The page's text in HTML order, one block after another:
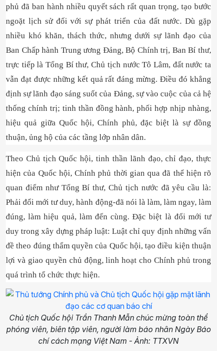
phủ đã ban hành nhiều quyết sách rất quan trọng, tạo bước
ngoặt lịch sử đối với sự phát triển của đất nước. Dù gặp
nhiều khó khăn, thách thức, nhưng dưới sự lãnh đạo của
Ban Chấp hành Trung ương Đảng, Bộ Chính trị, Ban Bí thư,
trực tiếp là Tổng Bí thư, Chủ tịch nước Tô Lâm, đất nước ta
vẫn đạt được những kết quả rất đáng mừng. Điều đó khẳng
định sự lãnh đạo sáng suốt của Đảng, sự vào cuộc của cả hệ
thống chính trị; tinh thần đồng hành, phối hợp nhịp nhàng,
hiệu quả giữa Quốc hội, Chính phủ, đặc biệt là sự đồng
thuận, ủng hộ của các tầng lớp nhân dân.
Theo Chủ tịch Quốc hội, tinh thần lãnh đạo, chỉ đạo, thực
hiện của Quốc hội, Chính phủ thời gian qua đã thể hiện rõ
quan điểm như Tổng Bí thư, Chủ tịch nước đã yêu cầu là:
Phải đổi mới tư duy, hành động-đã nói là làm, làm ngay, làm
đúng, làm hiệu quả, làm đến cùng. Đặc biệt là đổi mới tư
duy trong xây dựng pháp luật: Luật chỉ quy định những vấn
đề theo đúng thẩm quyền của Quốc hội, tạo điều kiện thuận
lợi và giao quyền chủ động, linh hoạt cho Chính phủ trong
quá trình tổ chức thực hiện.
Chủ tịch Quốc hội Trần Thanh Mẫn chúc mừng toàn thể
phóng viên, biên tập viên, người làm báo nhân Ngày Báo
chí cách mạng Việt Nam - Ảnh: TTXVN